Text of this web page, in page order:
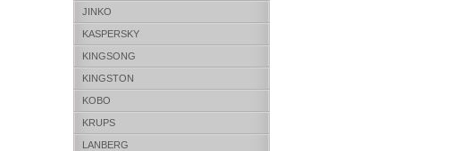
JINKO
KASPERSKY
KINGSONG
KINGSTON
KOBO
KRUPS
LANBERG